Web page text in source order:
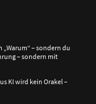
– sondern du
– sondern mit
KI wird kein Orakel –